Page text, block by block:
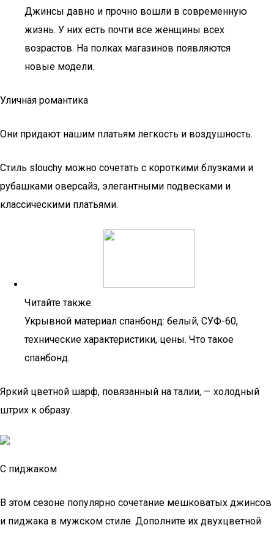
Джинсы давно и прочно вошли в современную
жизнь. У них есть почти все женщины всех
возрастов. На полках магазинов появляются
новые модели.
Уличная романтика
Они придают нашим платьям легкость и воздушность.
Стиль slouchy можно сочетать с короткими блузками и
рубашками оверсайз, элегантными подвесками и
классическими платьями.
Читайте также:
Укрывной материал спанбонд: белый, СУФ-60,
технические характеристики, цены. Что такое
спанбонд.
Яркий цветной шарф, повязанный на талии, — холодный
штрих к образу.
С пиджаком
В этом сезоне популярно сочетание мешковатых джинсов
и пиджака в мужском стиле. Дополните их двухцветной